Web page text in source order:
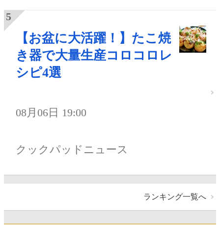
【お盆に大活躍！】たこ焼
き器で大量生産コロコロレ
シピ4選
08月06日 19:00
クックパッドニュース
ランキング一覧へ